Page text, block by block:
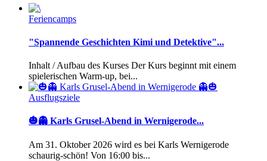
Feriencamps
"Spannende Geschichten Kimi und Detektive"...
Inhalt / Aufbau des Kurses Der Kurs beginnt mit einem
spielerischen Warm-up, bei...
Ausflugsziele
🎃👻 Karls Grusel-Abend in Wernigerode...
Am 31. Oktober 2026 wird es bei Karls Wernigerode
schaurig-schön! Von 16:00 bis...